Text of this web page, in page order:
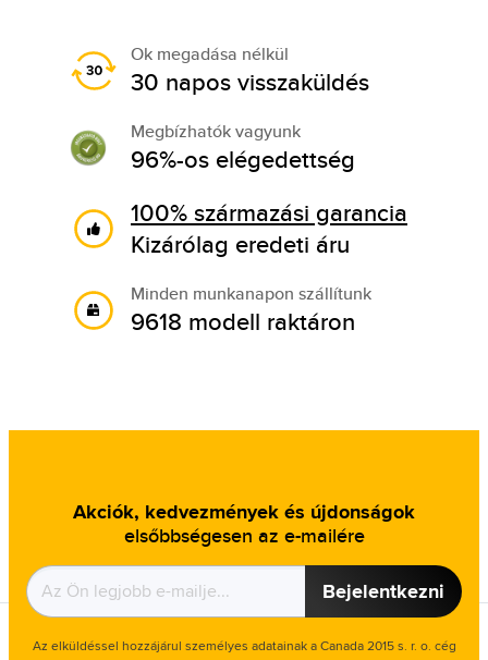
Ok megadása nélkül
30 napos visszaküldés
Megbízhatók vagyunk
96%-os elégedettség
100% származási garancia
Kizárólag eredeti áru
Minden munkanapon szállítunk
9618 modell raktáron
Akciók, kedvezmények és újdonságok
elsőbbségesen az e-mailére
Bejelentkezni
Az elküldéssel hozzájárul személyes adatainak a Canada 2015 s. r. o. cég